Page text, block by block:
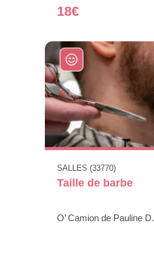
18€
SALLES (33770)
Taille de barbe
O’ Camion de Pauline D.